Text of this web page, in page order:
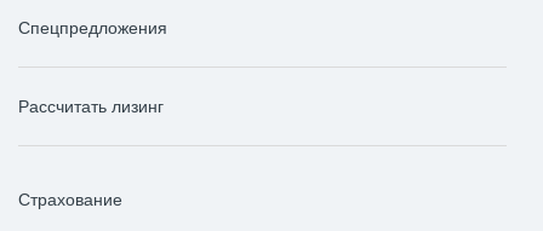
Спецпредложения
Рассчитать лизинг
Страхование